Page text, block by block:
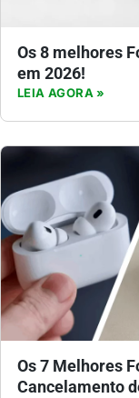
Os 8 melhores
em 2026!
LEIA AGORA »
Os 7 Melhores
Cancelamento